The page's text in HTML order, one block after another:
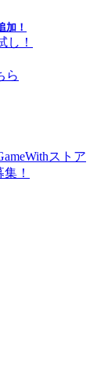
加！
し！
ら
ストア
！